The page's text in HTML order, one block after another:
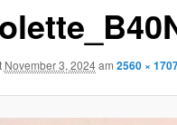
November 3, 2024am 2560 ×